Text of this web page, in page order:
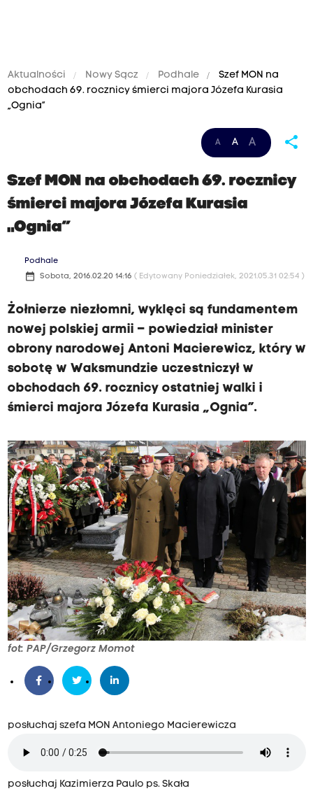
Aktualności Nowy Sącz Podhale
Szef MON na
obchodach 69. rocznicy śmierci majora Józefa Kurasia
„Ognia”
A A A share
Szef MON na obchodach 69. rocznicy
śmierci majora Józefa Kurasia
„Ognia”
Podhale
date_range Sobota, 2016.02.20 14:16 ( Edytowany Poniedziałek, 2021.05.31 02:54 )
Żołnierze niezłomni, wyklęci są fundamentem
nowej polskiej armii – powiedział minister
obrony narodowej Antoni Macierewicz, który w
sobotę w Waksmundzie uczestniczył w
obchodach 69. rocznicy ostatniej walki i
śmierci majora Józefa Kurasia „Ognia”.
fot: PAP/Grzegorz Momot
posłuchaj szefa MON Antoniego Macierewicza
posłuchaj Kazimierza Paulo ps. Skała